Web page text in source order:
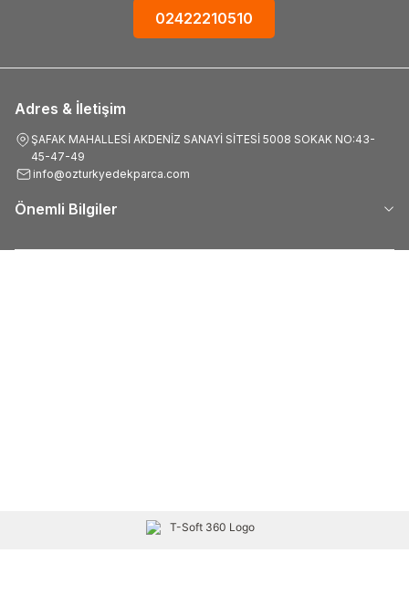
02422210510
Adres & İletişim
ŞAFAK MAHALLESİ AKDENİZ SANAYİ SİTESİ 5008 SOKAK NO:43-
45-47-49
info@ozturkyedekparca.com
Önemli Bilgiler